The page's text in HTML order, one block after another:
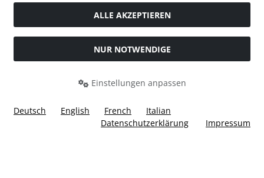
Widerrufsformular
ALLE AKZEPTIEREN
NUR NOTWENDIGE
Einstellungen anpassen
Deutsch English French
Italian
Datenschutzerklärung
Impressum